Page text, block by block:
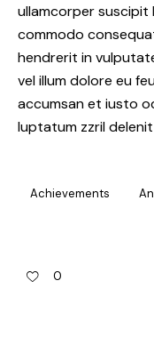
ullamcorper suscipit
commodo
hendrerit in
vel illum dolore eu
accumsan et iusto
luptatum zzril
Achievements
0